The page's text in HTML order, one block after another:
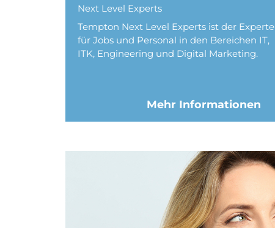
Next Level Experts
Tempton Next Level Experts ist der Experte
für Jobs und Personal in den Bereichen IT,
ITK, Engineering und Digital Marketing.
Mehr Informationen